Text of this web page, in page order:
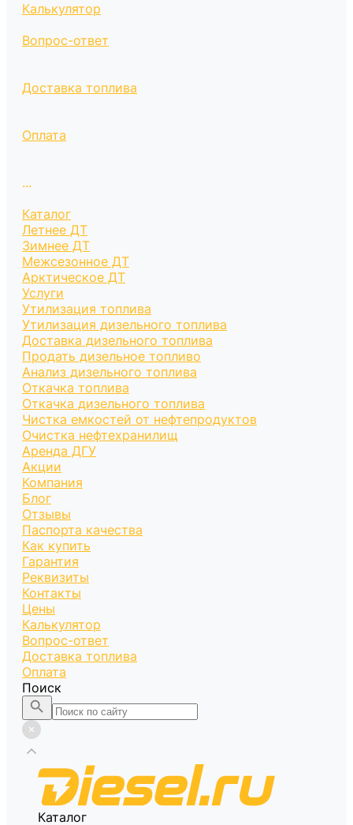
Калькулятор
Вопрос-ответ
Доставка топлива
Оплата
...
Каталог
Летнее ДТ
Зимнее ДТ
Межсезонное ДТ
Арктическое ДТ
Услуги
Утилизация топлива
Утилизация дизельного топлива
Доставка дизельного топлива
Продать дизельное топливо
Анализ дизельного топлива
Откачка топлива
Откачка дизельного топлива
Чистка емкостей от нефтепродуктов
Очистка нефтехранилищ
Аренда ДГУ
Акции
Компания
Блог
Отзывы
Паспорта качества
Как купить
Гарантия
Реквизиты
Контакты
Цены
Калькулятор
Вопрос-ответ
Доставка топлива
Оплата
Поиск
Каталог